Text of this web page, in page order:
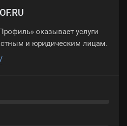
оказывает услуги
и юридическим лицам.